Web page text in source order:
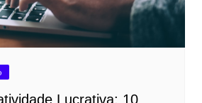
Lucrativa: 10